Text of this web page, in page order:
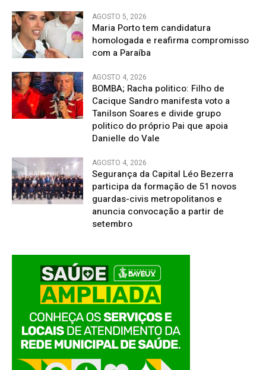
AGOSTO 5, 2026
Maria Porto tem candidatura
homologada e reafirma compromisso
com a Paraíba
AGOSTO 4, 2026
BOMBA; Racha politico: Filho de
Cacique Sandro manifesta voto a
Tanilson Soares e divide grupo
politico do próprio Pai que apoia
Danielle do Vale
AGOSTO 4, 2026
Segurança da Capital Léo Bezerra
participa da formação de 51 novos
guardas-civis metropolitanos e
anuncia convocação a partir de
setembro